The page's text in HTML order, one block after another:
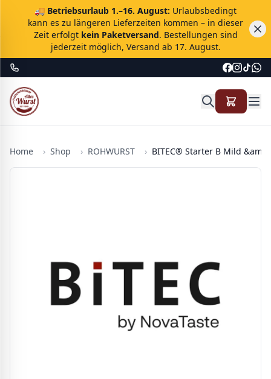
🚚 Betriebsurlaub 1.–16. August: Urlaubsbedingt
kann es zu längeren Lieferzeiten kommen – in dieser
Zeit erfolgt kein Paketversand. Bestellungen sind
jederzeit möglich, Versand ab 17. August.
Home › Shop › ROHWURST › BITEC® Starter B Mild